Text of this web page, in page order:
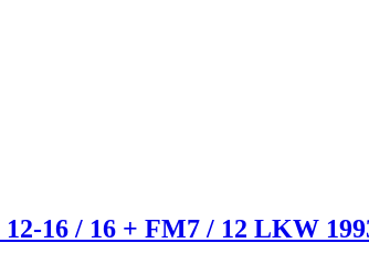
16 / 16 + FM7 / 12 LKW